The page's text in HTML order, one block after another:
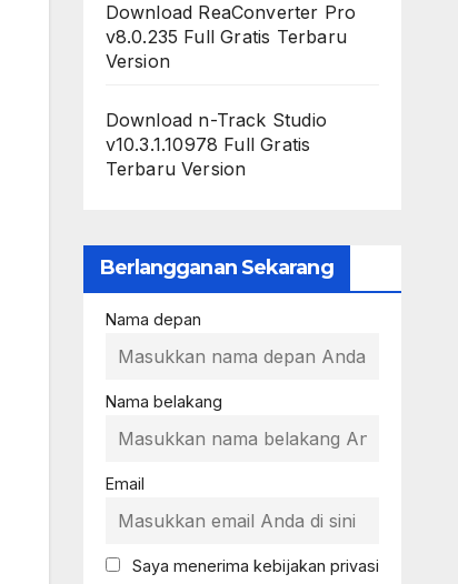
Download ReaConverter Pro
v8.0.235 Full Gratis Terbaru
Version
Download n-Track Studio
v10.3.1.10978 Full Gratis
Terbaru Version
Berlangganan Sekarang
Nama depan
Nama belakang
Email
Saya menerima kebijakan privasi